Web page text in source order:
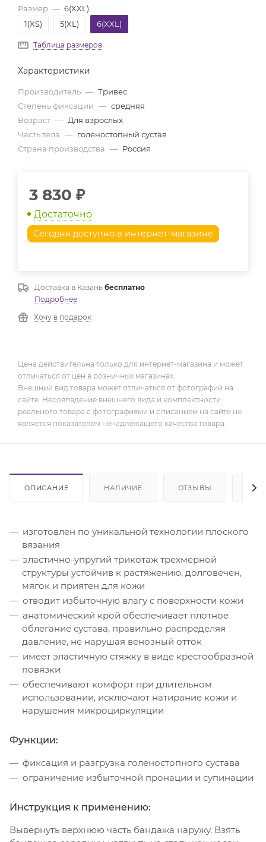
Размер — 6(XXL)
1(XS)
5(XL) 6(XXL)
Таблица размеров
Характеристики
Производитель — Тривес
Степень фиксации — средняя
Возраст — Для взрослых
Часть тела — голеностопный сустав
Страна производства — Россия
3 830 ₽
Достаточно
Сегодня доступно в интернет-магазине
Доставка в Казань бесплатно
Подробнее
Хочу в подарок
Цена действительна только для интернет-магазина и может
отличаться от цен в розничных магазинах.
Внешний вид товара может отличаться от фотографий на
сайте. Несовпадение внешнего вида и комплектности
реального товара с фотографиями и описанием на сайте не
является показателем ненадлежащего качества товара.
ОПИСАНИЕ НАЛИЧИЕ ОТЗЫВЫ
изготовлен по уникальной технологии плоского
вязания
эластично-упругий трикотаж трехмерной
структуры устойчив к растяжению, долговечен,
мягок и приятен для кожи
отводит избыточную влагу с поверхности кожи
анатомический крой обеспечивает плотное
облегание сустава, правильно распределяя
давление, не нарушая венозный отток
имеет эластичную стяжку в виде крестообразной
повязки
обеспечивают комфорт при длительном
использовании, исключают натирание кожи и
нарушения микроциркуляции
Функции:
фиксация и разгрузка голеностопного сустава
ограничение избыточной пронации и супинации
Инструкция к применению:
Вывернуть верхнюю часть бандажа наружу. Взять